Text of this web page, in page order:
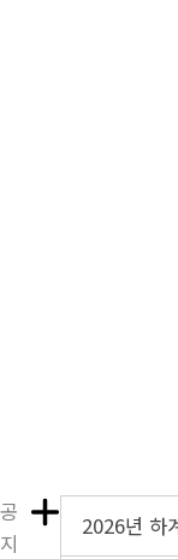
공
지
2026년 하